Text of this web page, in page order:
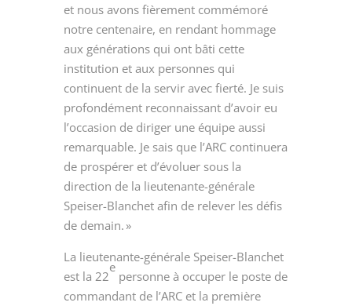
et nous avons fièrement commémoré
notre centenaire, en rendant hommage
aux générations qui ont bâti cette
institution et aux personnes qui
continuent de la servir avec fierté. Je suis
profondément reconnaissant d’avoir eu
l’occasion de diriger une équipe aussi
remarquable. Je sais que l’ARC continuera
de prospérer et d’évoluer sous la
direction de la lieutenante-générale
Speiser-Blanchet afin de relever les défis
de demain. »
La lieutenante-générale Speiser-Blanchet
est la 22
e
personne à occuper le poste de
commandant de l’ARC et la première